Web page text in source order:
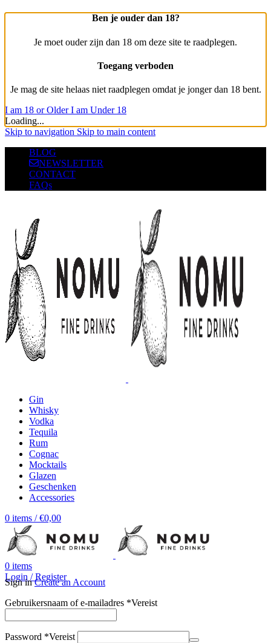
Ben je ouder dan 18?
Je moet ouder zijn dan 18 om deze site te raadplegen.
Toegang verboden
Je mag de site helaas niet raadplegen omdat je jonger dan 18 bent.
I am 18 or OlderI am Under 18
Loading...
Skip to navigation Skip to main content
BLOG
NEWSLETTER
CONTACT
FAQs
Gin
Whisky
Vodka
Tequila
Rum
Cognac
Mocktails
Glazen
Geschenken
Accessories
0 items / €0,00
0 items
Login / Register
Sign inCreate an Account
Gebruikersnaam of e-mailadres *Vereist
Password *Vereist